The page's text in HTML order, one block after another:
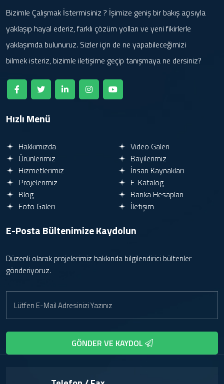
Bizimle Çalışmak İstermisiniz ? İşimize geniş bir bakış açısıyla
yaklaşıp hayal ederiz, farklı çözüm yolları ve yeni fikirlerle
yaklaşımda bulunuruz. Sizler için de ne yapabileceğimizi
bilmek isteriz, bizimle iletişime geçip tanışmaya ne dersiniz?
Hızlı Menü
Hakkımızda
Ürünlerimiz
Hizmetlerimiz
Projelerimiz
Blog
Foto Galeri
Video Galeri
Bayilerimiz
İnsan Kaynakları
E-Katalog
Banka Hesapları
İletişim
E-Posta BültenimizeKaydolun
Düzenli olarak projelerimiz hakkında bilgilendirici bültenler
gönderiyoruz.
GÖNDER VE KAYDOL